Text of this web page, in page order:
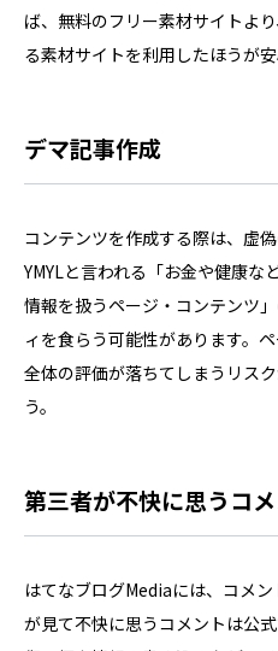
ば、無料のフリー素材サイトよ
る素材サイトを利用したほうが安
デマ記事作成
コンテンツを作成する際は、虚
YMYLと言われる「お金や健康な
情報を扱うページ・コンテンツ
ィを食らう可能性があります。
全体の評価が落ちてしまうリス
う。
第三者が不快に思うコ
はてなブログMediaには、コメ
が見て不快に思うコメントは公